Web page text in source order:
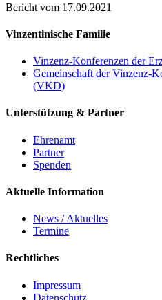
Bericht vom 17.09.2021
Vinzentinische Familie
Vinzenz-Konferenzen der
Gemeinschaft der Vinzenz-
(VKD)
Unterstützung & Partner
Ehrenamt
Partner
Spenden
Aktuelle Information
News / Aktuelles
Termine
Rechtliches
Impressum
Datenschutz